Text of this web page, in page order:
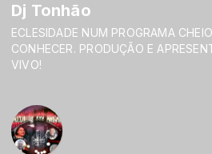
Dj Tonhão
ECLESIDADE NUM PROGRAMA
CONHECER. PRODUÇÃO E
VIVO!